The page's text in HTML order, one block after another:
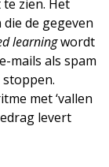
zien. Het
de gegeven
learningwordt
mails als spam
met ‘vallen
levert